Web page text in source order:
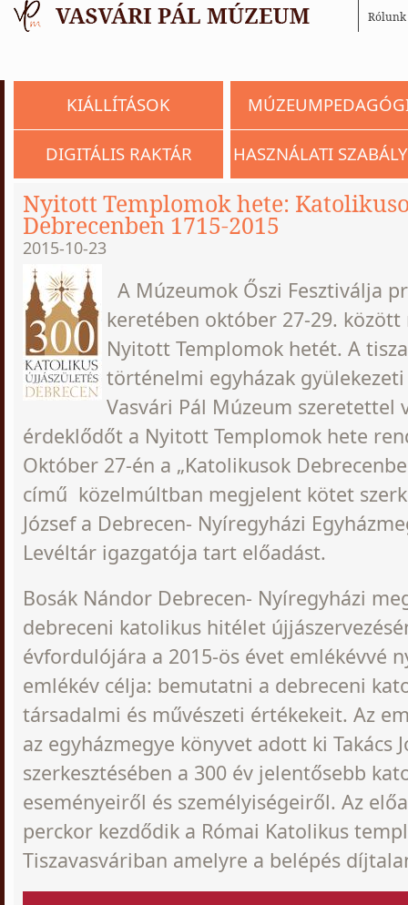
Rólunk
KIÁLLÍTÁSOK
DIGITÁLIS RAKTÁR HASZNÁLATI
Nyitott Templomok hete:
Debrecenben 1715-2015
2015-10-23
A Múzeumok Őszi Fesztiválja
keretében október 27-29.
Nyitott Templomok hetét. A
történelmi egyházak gyülekezeti
Vasvári Pál Múzeum szeretettel
érdeklődőt a Nyitott Templomok hete
Október 27-én a „Katolikusok
című közelmúltban megjelent kötet
József a Debrecen- Nyíregyházi
Levéltár igazgatója tart előadást.
Bosák Nándor Debrecen- Nyíregyházi
debreceni katolikus hitélet
évfordulójára a 2015-ös évet emlékévvé
emlékév célja: bemutatni a debreceni
társadalmi és művészeti értékekeit. Az
az egyházmegye könyvet adott ki Takács
szerkesztésében a 300 év jelentősebb
eseményeiről és személyiségeiről. Az
perckor kezdődik a Római Katolikus
Tiszavasváriban amelyre a belépés